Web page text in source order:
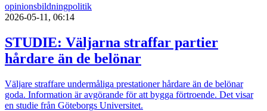
opinionsbildningpolitik
2026-05-11, 06:14
STUDIE: Väljarna straffar partier
hårdare än de belönar
Väljare straffare undermåliga prestationer hårdare än de belönar
goda. Information är avgörande för att bygga förtroende. Det visar
en studie från Göteborgs Universitet.